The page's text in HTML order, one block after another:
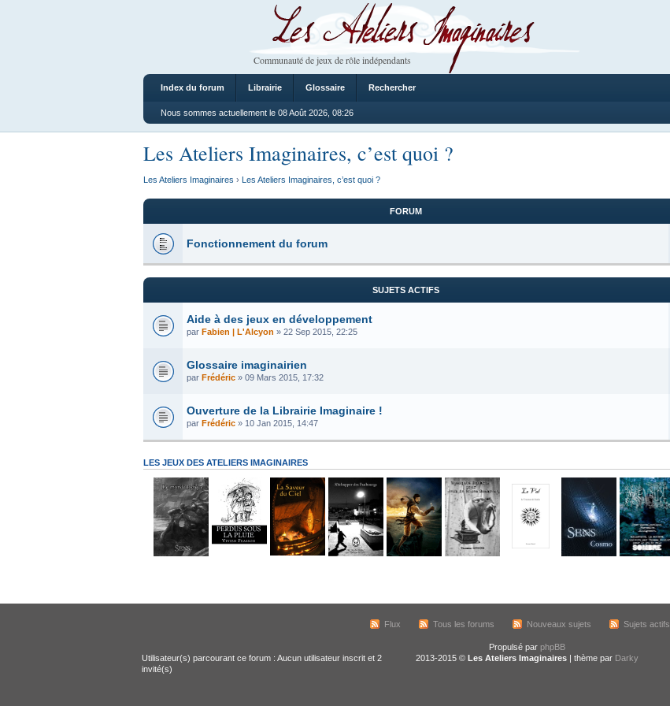
Les Ateliers Imaginaires
Communauté de jeux de rôle indépendants
Index du forum Librairie Glossaire Rechercher
Nous sommes actuellement le 08 Août 2026, 08:26
Les Ateliers Imaginaires, c’est quoi ?
Les Ateliers Imaginaires › Les Ateliers Imaginaires, c’est quoi ?
FORUM
Fonctionnement du forum
SUJETS ACTIFS
Aide à des jeux en développement
par Fabien | L'Alcyon » 22 Sep 2015, 22:25
Glossaire imaginairien
par Frédéric » 09 Mars 2015, 17:32
Ouverture de la Librairie Imaginaire !
par Frédéric » 10 Jan 2015, 14:47
LES JEUX DES ATELIERS IMAGINAIRES
Flux Tous les forums Nouveaux sujets Sujets actifs
Utilisateur(s) parcourant ce forum : Aucun utilisateur inscrit et 2
invité(s)
Propulsé par phpBB
2013-2015 © Les Ateliers Imaginaires | thème par Darky